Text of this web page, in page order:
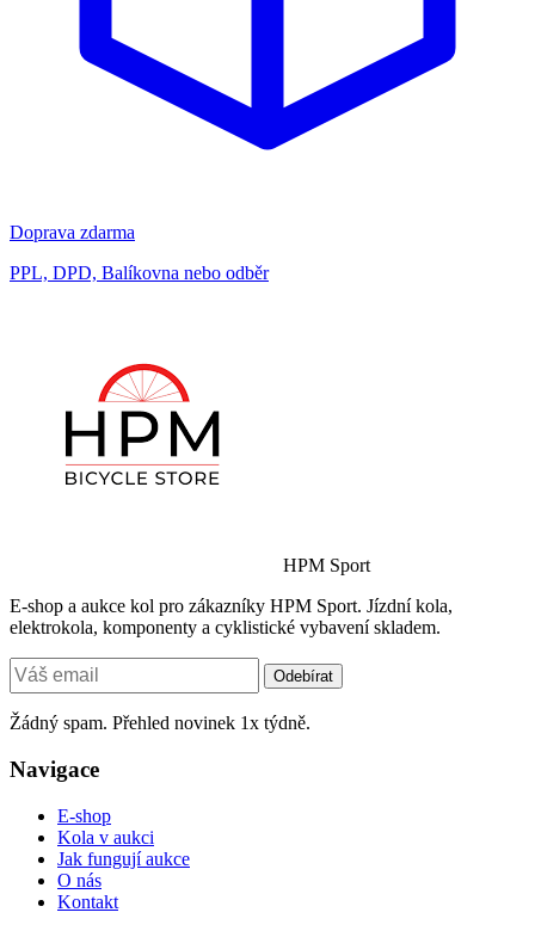
Doprava zdarma
PPL, DPD, Balíkovna nebo odběr
HPM Sport
E-shop a aukce kol pro zákazníky HPM Sport. Jízdní kola,
elektrokola, komponenty a cyklistické vybavení skladem.
Odebírat
Žádný spam. Přehled novinek 1x týdně.
Navigace
E-shop
Kola v aukci
Jak fungují aukce
O nás
Kontakt